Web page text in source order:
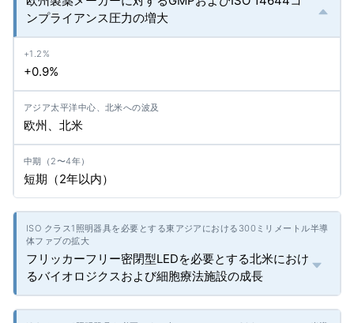
ンプライアンス圧力の増大
+0.9%
欧州、北米
短期（2年以内）
フリッカーフリー密閉型LEDを必要とする北米におけ
るバイオロジクスおよび細胞療法施設の成長